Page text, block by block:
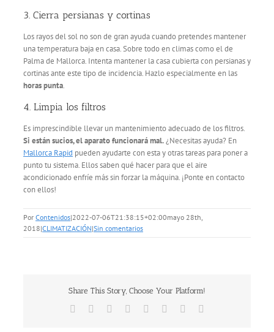
3. Cierra persianas y cortinas
Los rayos del sol no son de gran ayuda cuando pretendes mantener
una temperatura baja en casa. Sobre todo en climas como el de
Palma de Mallorca. Intenta mantener la casa cubierta con persianas y
cortinas ante este tipo de incidencia. Hazlo especialmente en las
horas punta.
4. Limpia los filtros
Es imprescindible llevar un mantenimiento adecuado de los filtros.
Si están sucios, el aparato funcionará mal.¿Necesitas ayuda? En
Mallorca Rapid pueden ayudarte con esta y otras tareas para poner a
punto tu sistema. Ellos saben qué hacer para que el aire
acondicionado enfríe más sin forzar la máquina. ¡Ponte en contacto
con ellos!
Por Contenidos|2022-07-06T21:38:15+02:00mayo 28th,
2018|CLIMATIZACIÓN|Sin comentarios
Share This Story, Choose Your Platform!
Facebook Reddit LinkedIn
TumblrPinterest